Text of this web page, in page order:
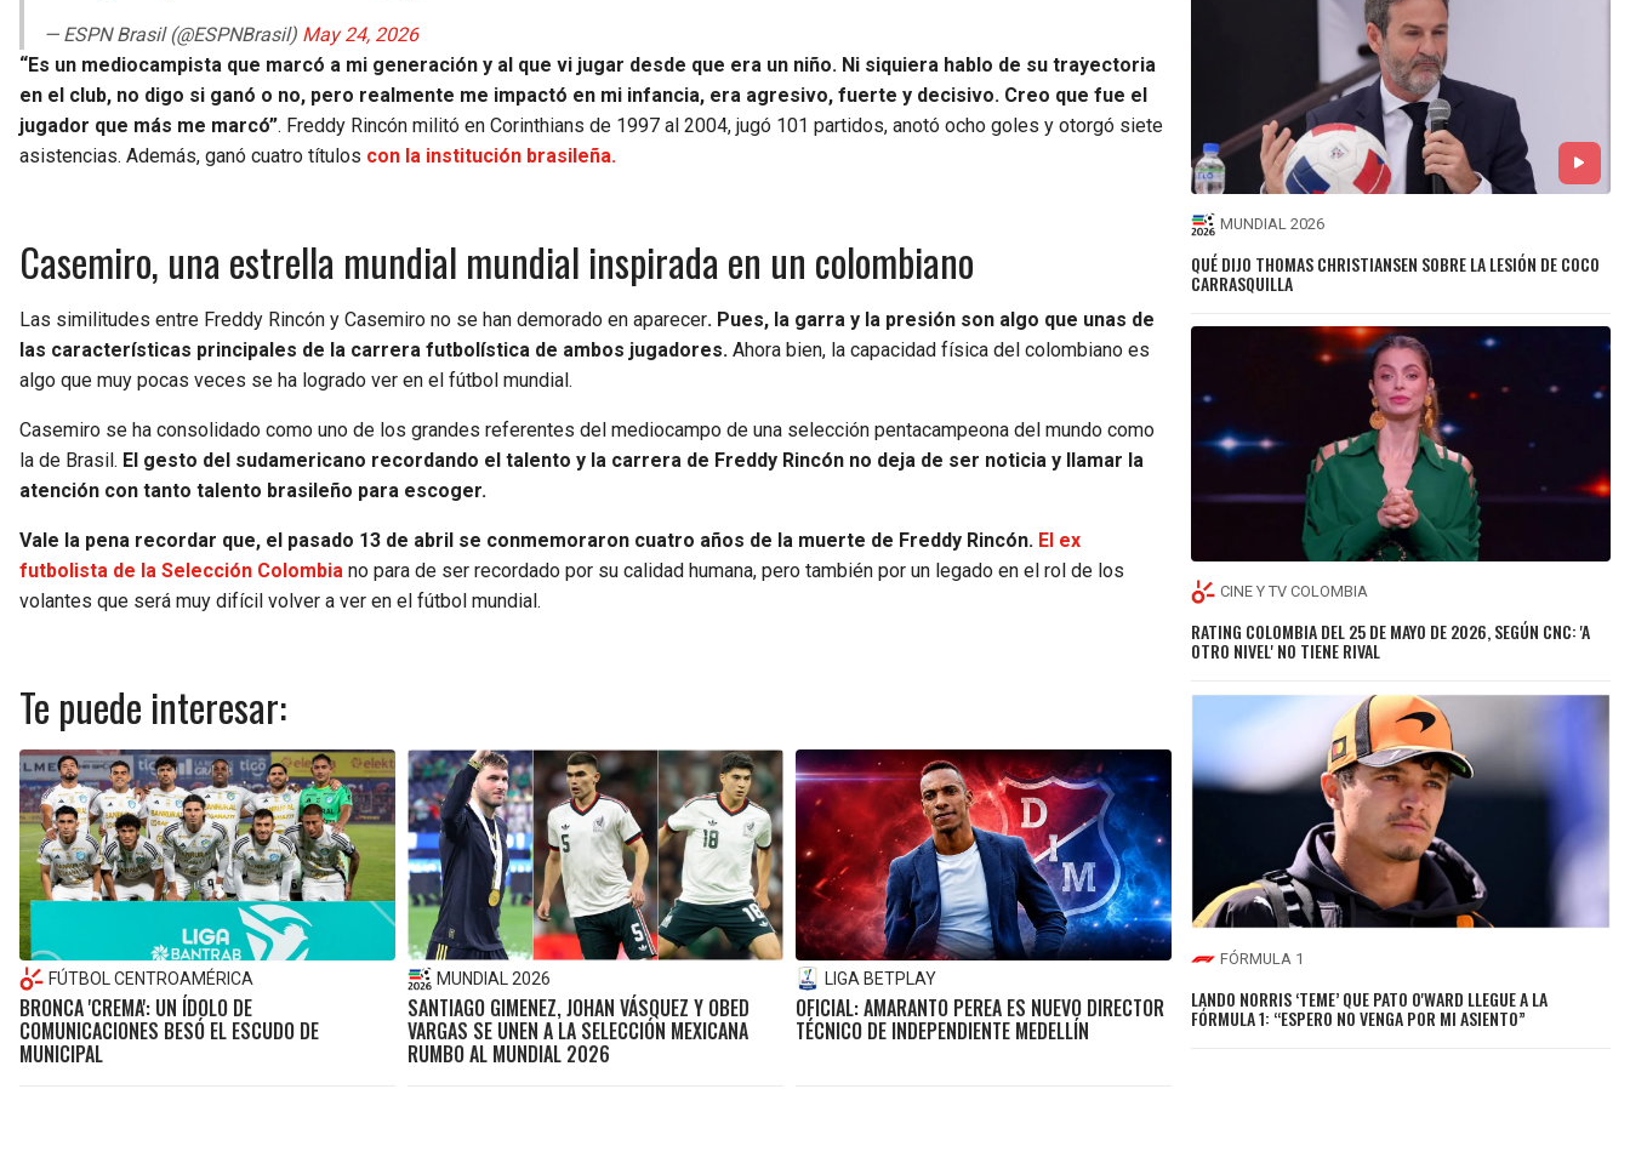
— ESPN Brasil (@ESPNBrasil) May 24, 2026
“Es un mediocampista que marcó a mi generación y al que vi jugar desde que era un niño. Ni siquiera hablo de su trayectoria
en el club, no digo si ganó o no, pero realmente me impactó en mi infancia, era agresivo, fuerte y decisivo. Creo que fue el
jugador que más me marcó”. Freddy Rincón militó en Corinthians de 1997 al 2004, jugó 101 partidos, anotó ocho goles y otorgó siete
asistencias. Además, ganó cuatro títulos con la institución brasileña.
Casemiro, una estrella mundial mundial inspirada en un colombiano
Las similitudes entre Freddy Rincón y Casemiro no se han demorado en aparecer. Pues, la garra y la presión son algo que unas de
las características principales de la carrera futbolística de ambos jugadores. Ahora bien, la capacidad física del colombiano es
algo que muy pocas veces se ha logrado ver en el fútbol mundial.
Casemiro se ha consolidado como uno de los grandes referentes del mediocampo de una selección pentacampeona del mundo como
la de Brasil. El gesto del sudamericano recordando el talento y la carrera de Freddy Rincón no deja de ser noticia y llamar la
atención con tanto talento brasileño para escoger.
Vale la pena recordar que, el pasado 13 de abril se conmemoraron cuatro años de la muerte de Freddy Rincón. El ex
futbolista de la Selección Colombia no para de ser recordado por su calidad humana, pero también por un legado en el rol de los
volantes que será muy difícil volver a ver en el fútbol mundial.
Te puede interesar:
FÚTBOL CENTROAMÉRICA
BRONCA 'CREMA': UN ÍDOLO DE
COMUNICACIONES BESÓ EL ESCUDO DE
MUNICIPAL
MUNDIAL 2026
SANTIAGO GIMENEZ, JOHAN VÁSQUEZ Y OBED
VARGAS SE UNEN A LA SELECCIÓN MEXICANA
RUMBO AL MUNDIAL 2026
LIGA BETPLAY
OFICIAL: AMARANTO PEREA ES NUEVO DIRECTOR
TÉCNICO DE INDEPENDIENTE MEDELLÍN
MUNDIAL 2026
QUÉ DIJO THOMAS CHRISTIANSEN SOBRE LA LESIÓN DE COCO
CARRASQUILLA
CINE Y TV COLOMBIA
RATING COLOMBIA DEL 25 DE MAYO DE 2026, SEGÚN CNC: 'A
OTRO NIVEL' NO TIENE RIVAL
FÓRMULA 1
LANDO NORRIS ‘TEME’ QUE PATO O'WARD LLEGUE A LA
FÓRMULA 1: “ESPERO NO VENGA POR MI ASIENTO”